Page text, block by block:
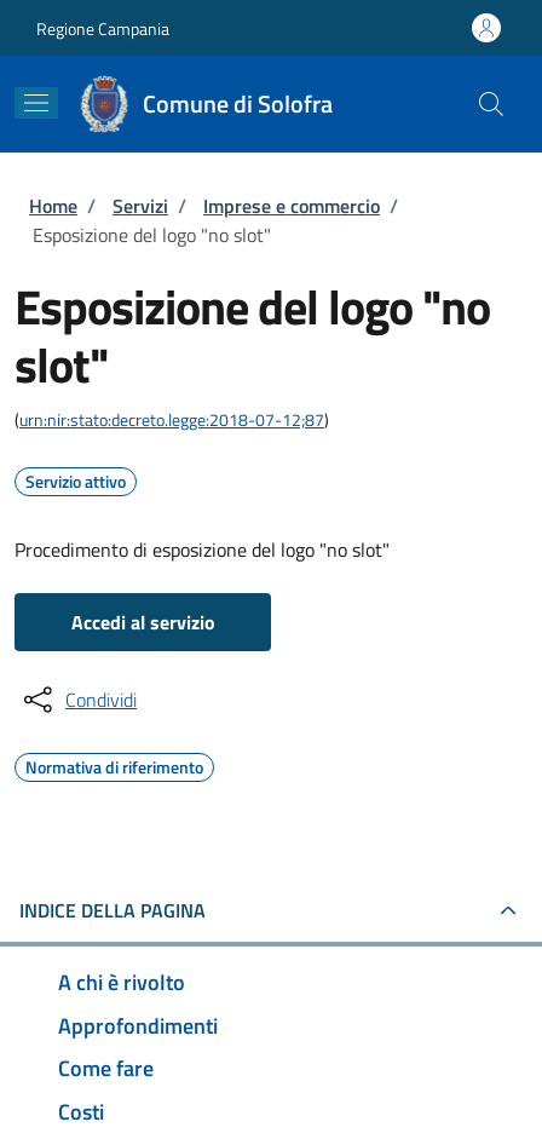
Regione Campania
Comune di Solofra
Briciole di pane
Home / Servizi / Imprese e commercio /
Esposizione del logo "no slot"
Esposizione del logo "no
slot"
(urn:nir:stato:decreto.legge:2018-07-12;87)
Servizio attivo
Procedimento di esposizione del logo "no slot"
Accedi al servizio
Condividi
Normativa di riferimento
INDICE DELLA PAGINA
A chi è rivolto
Approfondimenti
Come fare
Costi